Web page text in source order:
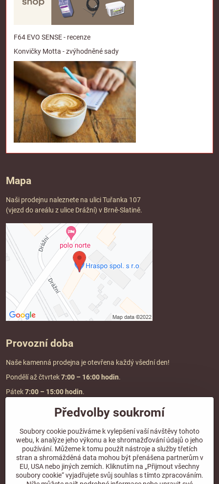
F64 EVO SENSE - recenze
Konvičky Motta - zvýhodněné sady
Mapa
Naši prodejnu naleznete na ulici Tuřanka 107
(vjezd do areálu z ulice Drážní) v Brně-Slatině.
Provozní doba
Naše kamenná prodejna je otevřena každý všední den!
Pondělí až čtvrtek7:00 – 16:00 hodin.
Pátek7:00 – 15:00 hodin.
Doprava a platba
DOPRAVA ZDARMA
při objednávce nad2000 Kč vč. DPH.
*Nevztahuje se na paletovou přepravu.
Předvolby soukromí
Soubory cookie používáme k vylepšení vaší návštěvy tohoto
webu, k analýze jeho výkonu a ke shromažďování údajů o jeho
používání. Můžeme k tomu použít nástroje a služby třetích
stran a shromážděná data mohou být přenášena partnerům v
EU, USA nebo jiných zemích. Kliknutím na „Přijmout všechny
soubory cookie“ vyjadřujete svůj souhlas s tímto zpracováním.